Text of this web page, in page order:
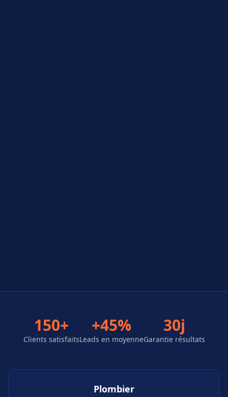
150+
Clients satisfaits
+45%
Leads en moyenne
30j
Garantie résultats
Plombier